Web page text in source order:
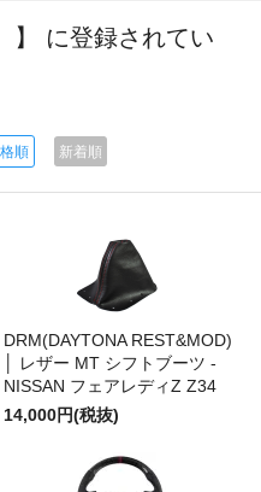
】 に登録されてい
順 新着順
DRM(DAYTONA REST&MOD)
│ レザー MT シフトブーツ -
NISSAN フェアレディZ Z34
14,000円(税抜)